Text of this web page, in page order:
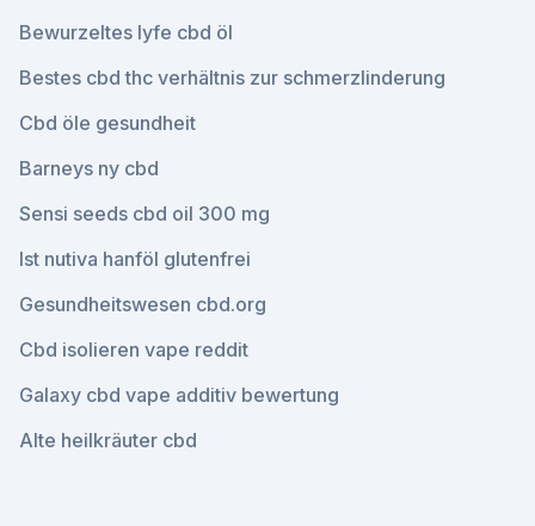
Bewurzeltes lyfe cbd öl
Bestes cbd thc verhältnis zur schmerzlinderung
Cbd öle gesundheit
Barneys ny cbd
Sensi seeds cbd oil 300 mg
Ist nutiva hanföl glutenfrei
Gesundheitswesen cbd.org
Cbd isolieren vape reddit
Galaxy cbd vape additiv bewertung
Alte heilkräuter cbd